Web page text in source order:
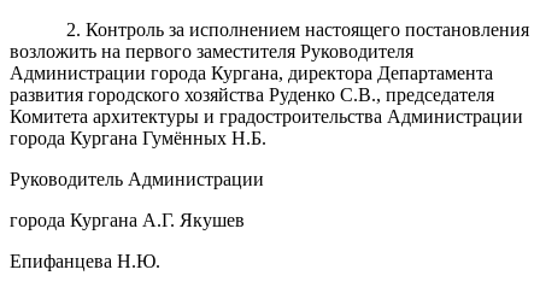
2. Контроль за исполнением настоящего постановления
возложить на первого заместителя Руководителя
Администрации города Кургана, директора Департамента
развития городского хозяйства Руденко С.В., председателя
Комитета архитектуры и градостроительства Администрации
города Кургана Гумённых Н.Б.
Руководитель Администрации
города Кургана А.Г. Якушев
Епифанцева Н.Ю.